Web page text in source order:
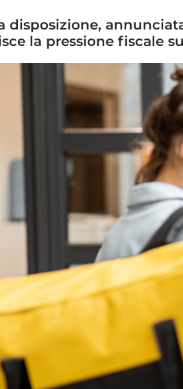
disposizione,
la pressione fiscale